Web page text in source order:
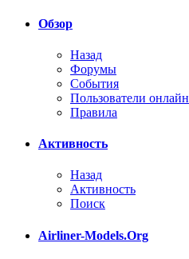
Обзор
Назад
Форумы
События
Пользователи онлайн
Правила
Активность
Назад
Активность
Поиск
Airliner-Models.Org